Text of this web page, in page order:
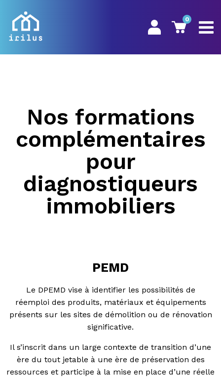
0
Nos formations
complémentaires
pour
diagnostiqueurs
immobiliers
PEMD
Le DPEMD vise à identifier les possibilités de
réemploi des produits, matériaux et équipements
présents sur les sites de démolition ou de rénovation
significative.
Il s’inscrit dans un large contexte de transition d’une
ère du tout jetable à une ère de préservation des
ressources et participe à la mise en place d’une réelle